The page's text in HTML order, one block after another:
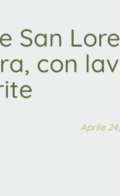
San
con
Aprile